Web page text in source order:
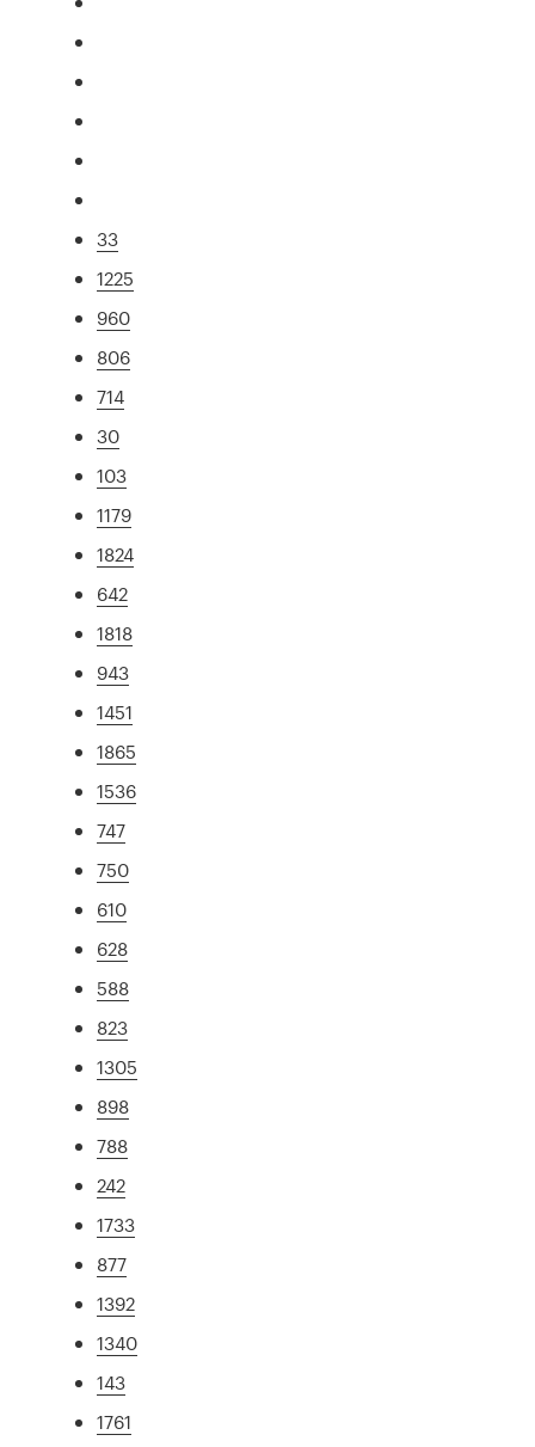
33
1225
960
806
714
30
103
1179
1824
642
1818
943
1451
1865
1536
747
750
610
628
588
823
1305
898
788
242
1733
877
1392
1340
143
1761